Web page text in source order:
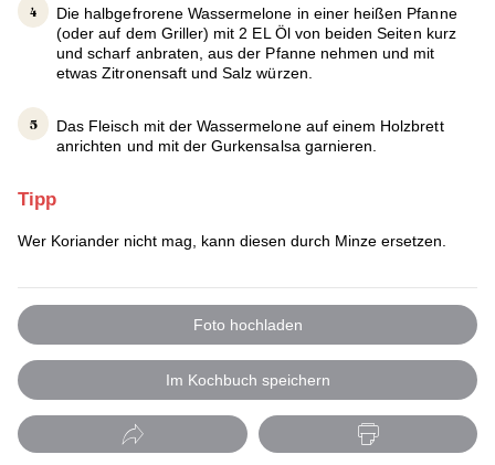
Die halbgefrorene Wassermelone in einer heißen Pfanne
(oder auf dem Griller) mit 2 EL Öl von beiden Seiten kurz
und scharf anbraten, aus der Pfanne nehmen und mit
etwas Zitronensaft und Salz würzen.
Das Fleisch mit der Wassermelone auf einem Holzbrett
anrichten und mit der Gurkensalsa garnieren.
Tipp
Wer Koriander nicht mag, kann diesen durch Minze ersetzen.
Foto hochladen
Im Kochbuch speichern